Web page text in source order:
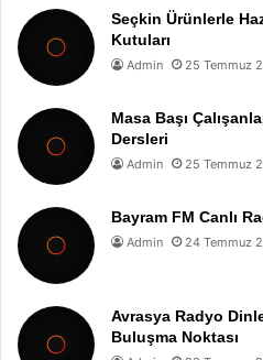
Seçkin Ürünlerle
Kutuları
Admin 25 Temmuz
Masa Başı
Dersleri
Admin 25 Temmuz
Bayram FM Canlı
Admin 24 Temmuz
Avrasya Radyo
Buluşma Noktası